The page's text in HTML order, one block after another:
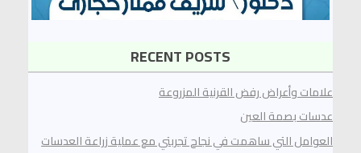
RECENT POSTS
علامات وأعراض رفض القرنية المزروعة
عدسات بصمة العين
العوامل التي ساهمت في نجاح ‏تجربتي مع عملية زراعة العدسات